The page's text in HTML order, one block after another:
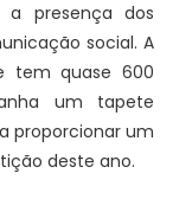
presença dos
social. A
tem quase 600
um tapete
proporcionar um
deste ano.